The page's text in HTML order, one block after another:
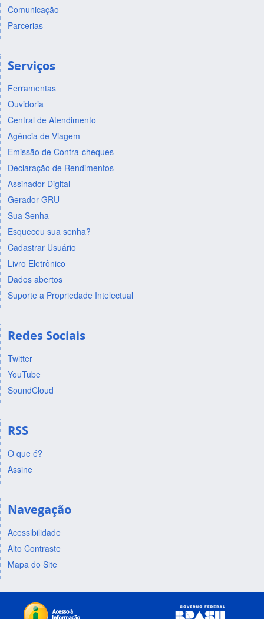
Comunicação
Parcerias
Serviços
Ferramentas
Ouvidoria
Central de Atendimento
Agência de Viagem
Emissão de Contra-cheques
Declaração de Rendimentos
Assinador Digital
Gerador GRU
Sua Senha
Esqueceu sua senha?
Cadastrar Usuário
Livro Eletrônico
Dados abertos
Suporte a Propriedade Intelectual
Redes Sociais
Twitter
YouTube
SoundCloud
RSS
O que é?
Assine
Navegação
Acessibilidade
Alto Contraste
Mapa do Site